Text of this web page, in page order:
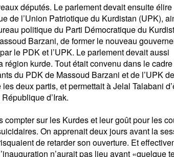
députés. Le parlement devait ensuite élire
de l’Union Patriotique du Kurdistan (UPK),
politique du Parti Démocratique du
Barzani, de former le nouveau
le PDK et l’UPK. Le parlement devait aussi
kurde. Tout était convenu dans le cadre
du PDK de Massoud Barzani et de l’UPK
deux partis, et permettait à Jelal Talabani
d’Irak.
compter sur les Kurdes et leur goût pour les
On apprenait deux jours avant la
de retarder son ouverture. Et
n’aurait pas lieu avant «quelque